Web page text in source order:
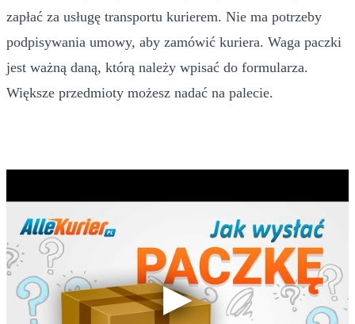
zapłać za usługę transportu kurierem. Nie ma potrzeby
podpisywania umowy, aby zamówić kuriera. Waga paczki
jest ważną daną, którą należy wpisać do formularza.
Większe przedmioty możesz nadać na palecie.